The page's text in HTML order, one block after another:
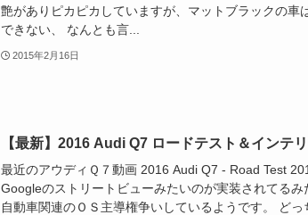
艶がありピカピカしていますが、マットブラックの車
できない、 なんとも言...
2015年2月16日
【最新】2016 Audi Q7 ロードテスト＆インテ
最近のアウディＱ７動画 2016 Audi Q7 - Road Test
Googleのストリートビューみたいのが実装されてる
自動車関連のＯＳ主導権争いしているようです。 ど